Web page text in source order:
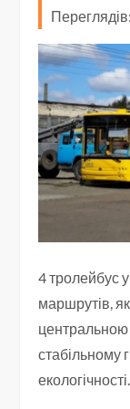
4 тролейбус
маршрутів,
стабільному
екологічності.